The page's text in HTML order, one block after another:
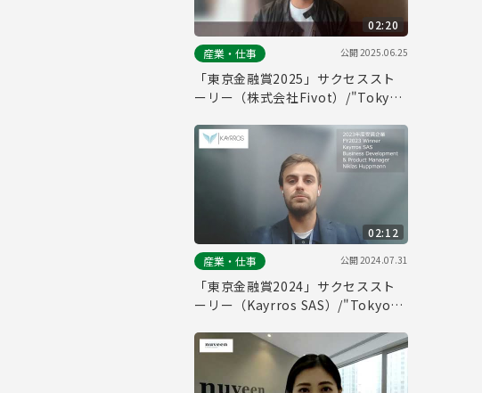
02:20
産業・仕事
公開2025.06.25
「東京金融賞2025」サクセススト
ーリー（株式会社Fivot）/"Tokyo
Story (Fivot, Inc.)
02:12
産業・仕事
公開2024.07.31
「東京金融賞2024」サクセススト
ーリー（Kayrros SAS）/"Tokyo
Story (Kayrros SAS)